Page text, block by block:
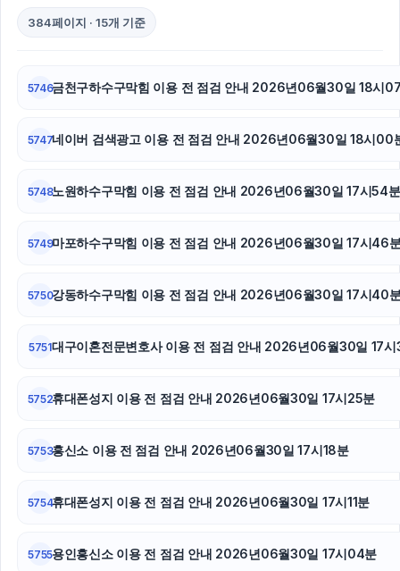
종로구하수구막힘
유방암요양병원
상간녀소송
384페이지 · 15개 기준
5746금천구하수구막힘 이용 전 점검 안내 2026년06월30일 18시
5747네이버 검색광고 이용 전 점검 안내 2026년06월30일 18시00
5748노원하수구막힘 이용 전 점검 안내 2026년06월30일 17시54분
5749마포하수구막힘 이용 전 점검 안내 2026년06월30일 17시46
5750강동하수구막힘 이용 전 점검 안내 2026년06월30일 17시40
5751대구이혼전문변호사 이용 전 점검 안내 2026년06월30일 17
5752휴대폰성지 이용 전 점검 안내 2026년06월30일 17시25분
5753흥신소 이용 전 점검 안내 2026년06월30일 17시18분
5754휴대폰성지 이용 전 점검 안내 2026년06월30일 17시11분
5755용인흥신소 이용 전 점검 안내 2026년06월30일 17시04분